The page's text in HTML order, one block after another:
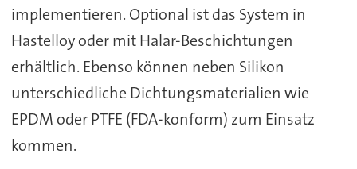
implementieren. Optional ist das System in
Hastelloy oder mit Halar-Beschichtungen
erhältlich. Ebenso können neben Silikon
unterschiedliche Dichtungsmaterialien wie
EPDM oder PTFE (FDA-konform) zum Einsatz
kommen.